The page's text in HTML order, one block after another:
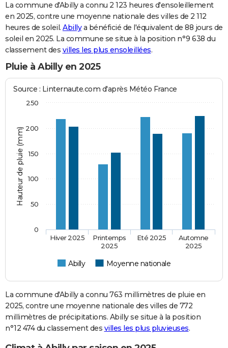
La commune d'Abilly a connu 2 123 heures d'ensoleillement
en 2025, contre une moyenne nationale des villes de 2 112
heures de soleil. Abillya bénéficié de l'équivalent de 88 jours de
soleil en 2025. La commune se situe à la position n°9 638 du
classement des villes les plus ensoleillées.
Pluie à Abilly en 2025
Hauteur de pluie (mm)
Source : Linternaute.com d'après Météo France
Abilly Moyenne nationale
Hiver 2025
Printemps
2025
Eté 2025
Automne
2025
0
50
100
150
200
250
La commune d'Abilly a connu 763 millimètres de pluie en
2025, contre une moyenne nationale des villes de 772
millimètres de précipitations. Abilly se situe à la position
n°12 474 du classement des villes les plus pluvieuses.